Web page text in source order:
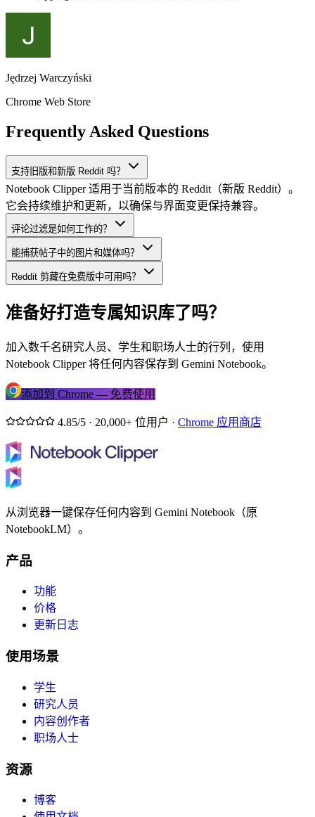
Jędrzej Warczyński
Chrome Web Store
Frequently Asked Questions
支持旧版和新版 Reddit 吗？
Notebook Clipper 适用于当前版本的 Reddit（新版 Reddit）。
它会持续维护和更新，以确保与界面变更保持兼容。
评论过滤是如何工作的？
能捕获帖子中的图片和媒体吗？
Reddit 剪藏在免费版中可用吗？
准备好打造专属知识库了吗？
加入数千名研究人员、学生和职场人士的行列，使用
Notebook Clipper 将任何内容保存到 Gemini Notebook。
添加到 Chrome — 免费使用
4.85/5 · 20,000+ 位用户 · Chrome 应用商店
从浏览器一键保存任何内容到 Gemini Notebook（原
NotebookLM）。
产品
功能
价格
更新日志
使用场景
学生
研究人员
内容创作者
职场人士
资源
博客